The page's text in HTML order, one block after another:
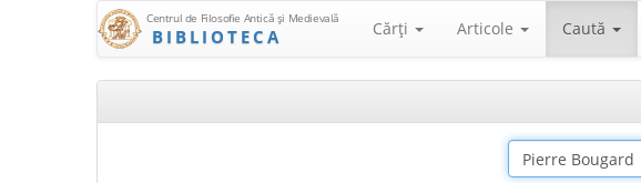
Centrul de Filosofie Antică şi Medievală
BIBLIOTECA Cărţi Articole Caută